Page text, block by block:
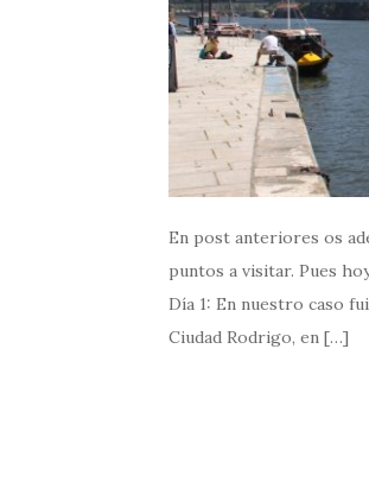
En post anteriores os
puntos a visitar. Pues
Día 1: En nuestro caso
Ciudad Rodrigo, en […]